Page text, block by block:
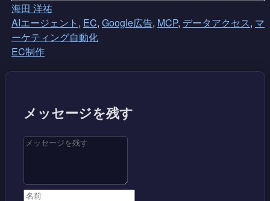
海田 洋祐
AIエージェント , EC, Google広告, MCP, データアクセス, マ
ーケティング自動化
EC制作
メッセージを残す